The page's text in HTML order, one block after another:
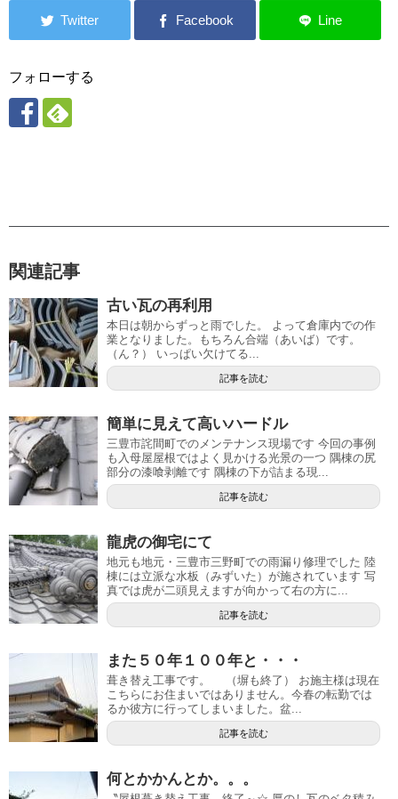
フォローする
関連記事
古い瓦の再利用
本日は朝からずっと雨でした。 よって倉庫内での作
業となりました。もちろん合端（あいば）です。
（ん？） いっぱい欠けてる...
記事を読む
簡単に見えて高いハードル
三豊市詫間町でのメンテナンス現場です 今回の事例
も入母屋屋根ではよく見かける光景の一つ 隅棟の尻
部分の漆喰剥離です 隅棟の下が詰まる現...
記事を読む
龍虎の御宅にて
地元も地元・三豊市三野町での雨漏り修理でした 陸
棟には立派な水板（みずいた）が施されています 写
真では虎が二頭見えますが向かって右の方に...
記事を読む
また５０年１００年と・・・
葺き替え工事です。 （塀も終了） お施主様は現在
こちらにお住まいではありません。今春の転勤では
るか彼方に行ってしまいました。盆...
記事を読む
何とかかんとか。。。